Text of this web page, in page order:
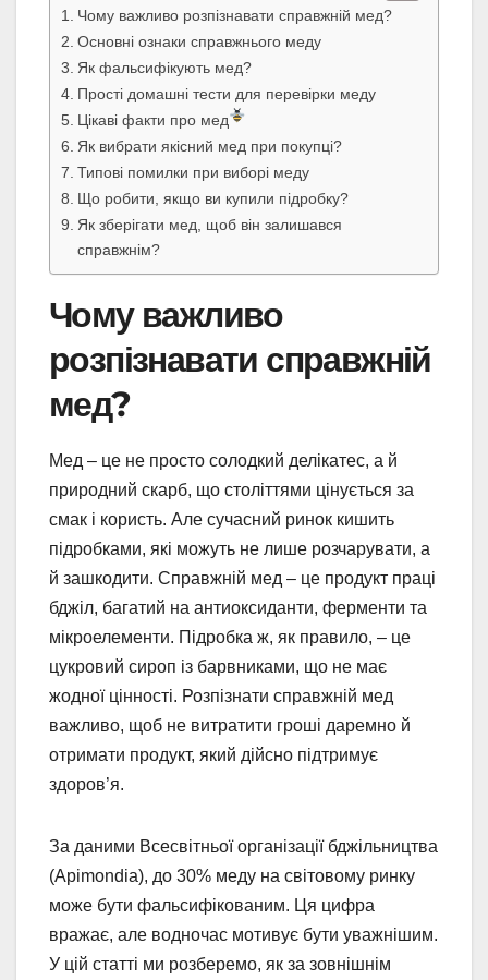
Чому важливо розпізнавати справжній мед?
Основні ознаки справжнього меду
Як фальсифікують мед?
Прості домашні тести для перевірки меду
Цікаві факти про мед
Як вибрати якісний мед при покупці?
Типові помилки при виборі меду
Що робити, якщо ви купили підробку?
Як зберігати мед, щоб він залишався
справжнім?
Чому важливо
розпізнавати справжній
мед?
Мед – це не просто солодкий делікатес, а й
природний скарб, що століттями цінується за
смак і користь. Але сучасний ринок кишить
підробками, які можуть не лише розчарувати, а
й зашкодити. Справжній мед – це продукт праці
бджіл, багатий на антиоксиданти, ферменти та
мікроелементи. Підробка ж, як правило, – це
цукровий сироп із барвниками, що не має
жодної цінності. Розпізнати справжній мед
важливо, щоб не витратити гроші даремно й
отримати продукт, який дійсно підтримує
здоров’я.
За даними Всесвітньої організації бджільництва
(Apimondia), до 30% меду на світовому ринку
може бути фальсифікованим. Ця цифра
вражає, але водночас мотивує бути уважнішим.
У цій статті ми розберемо, як за зовнішнім